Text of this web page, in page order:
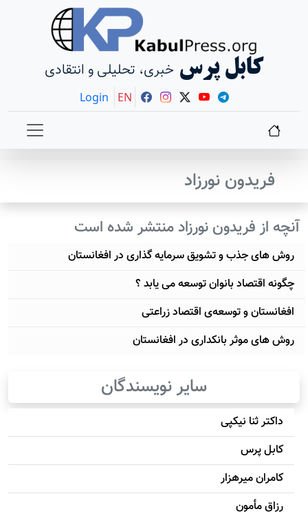
کابل پرس خبری، تحلیلی و انتقادی
Login EN
فریدون نورزاد
آنچه از فریدون نورزاد منتشر شده است
روش های جذب و تشویق سرمایه گذاری در افغانستان
چگونه اقتصاد بانوان توسعه می یابد ؟
افغانستان و توسعه‌ی اقتصاد زراعتی
روش های موثر بانکداری در افغانستان
سایر نویسندگان
داکتر ثنا نیکپی
کابل پرس
کامران میرهزار
رزاق مأمون